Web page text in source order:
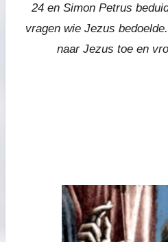
24 en Simon Petrus
vragen wie Jezus
naar Jezus toe en